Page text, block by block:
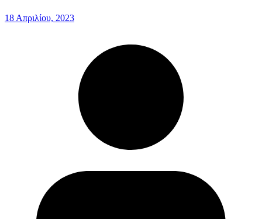
18 Απριλίου, 2023